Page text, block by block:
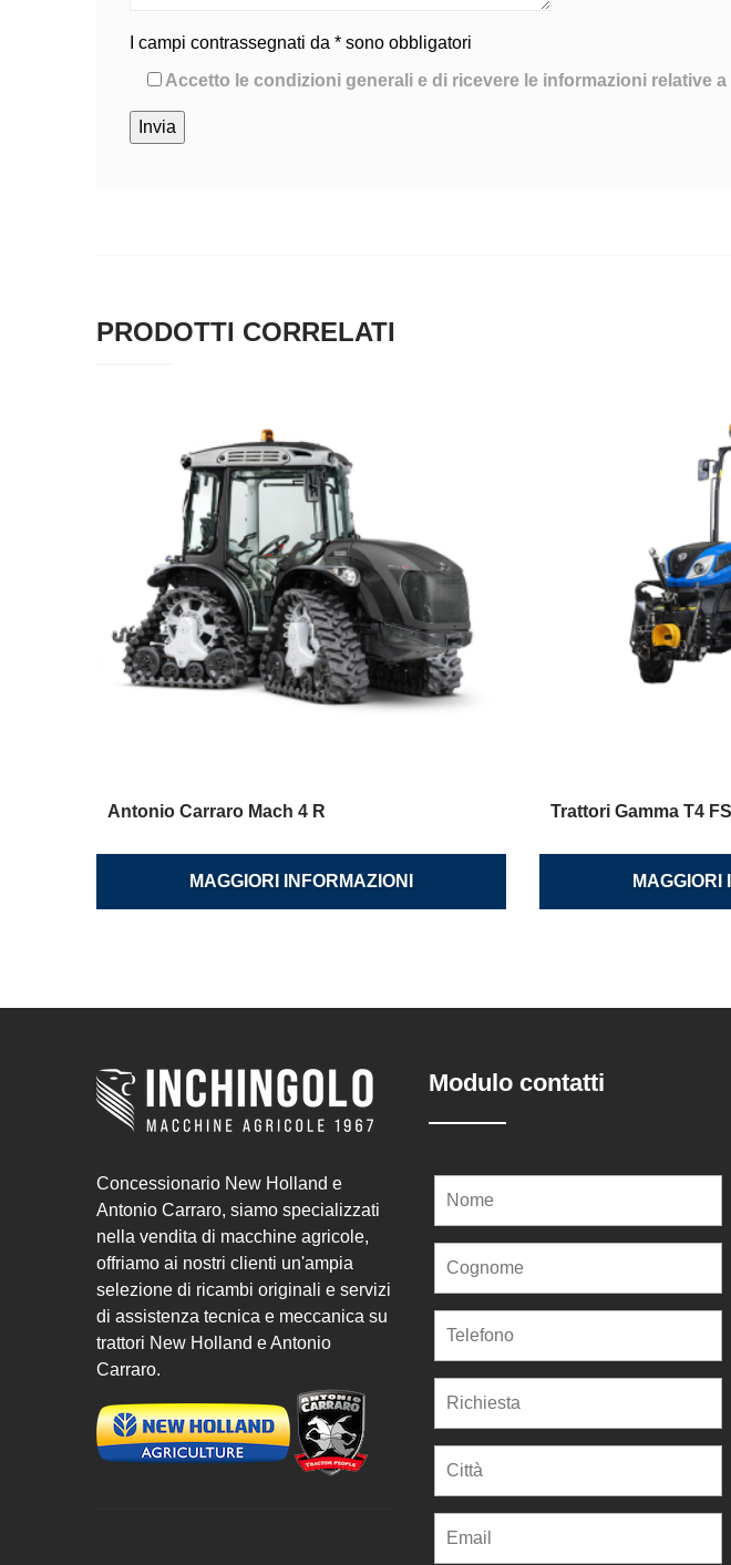
I campi contrassegnati da * sono obbligatori
Accetto le condizioni generali e di ricevere le informazioni relative
PRODOTTI CORRELATI
Antonio Carraro Mach 4 R
MAGGIORI INFORMAZIONI
Trattori Gamma T4 FS
MAGGIORI
Concessionario New Holland e
Antonio Carraro, siamo specializzati
nella vendita di macchine agricole,
offriamo ai nostri clienti un'ampia
selezione di ricambi originali e servizi
di assistenza tecnica e meccanica su
trattori New Holland e Antonio
Carraro.
Modulo contatti